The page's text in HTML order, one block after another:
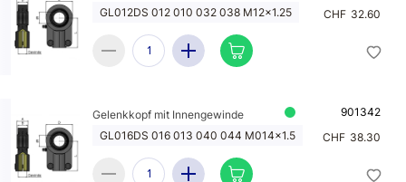
GL012DS 012 010 032 038 M12x1.25
CHF 32.60
Gelenkkopf mit Innengewinde
901342
GL016DS 016 013 040 044 M014x1.5
CHF 38.30